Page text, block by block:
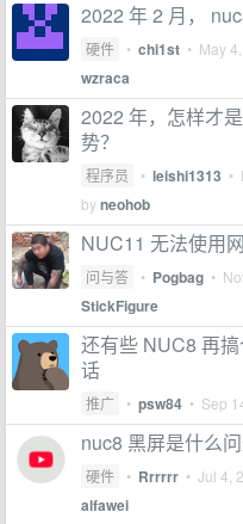
2022 年 2 月，
硬件 • chi1st • May
wzraca
2022 年，怎样才
势？
程序员 • leishi1313 •
byneohob
NUC11 无法使用
问与答 • Pogbag •
StickFigure
还有些 NUC8 再
话
推广 • psw84 • Sep
nuc8 黑屏是什么
硬件 • Rrrrrr • Jul 4,
alfawei